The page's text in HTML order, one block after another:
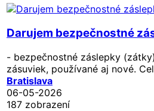
Darujem bezpečnostné
- bezpečnostné záslepky
zásuviek, používané aj nové.
Bratislava
06-05-2026
187 zobrazení